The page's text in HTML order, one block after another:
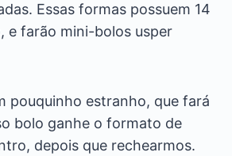
Essas formas possuem 14
e farão mini-bolos usper
pouquinho estranho, que fará
bolo ganhe o formato de
depois que rechearmos.